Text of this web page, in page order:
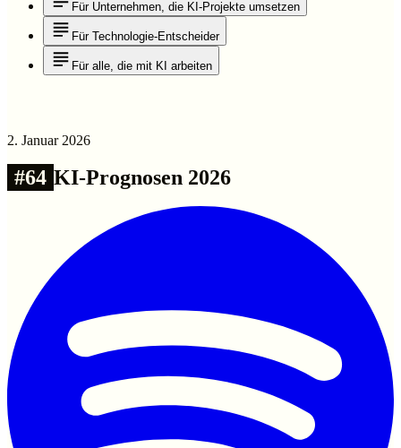
Für Unternehmen, die KI-Projekte umsetzen
Für Technologie-Entscheider
Für alle, die mit KI arbeiten
2. Januar 2026
#64 KI-Prognosen 2026